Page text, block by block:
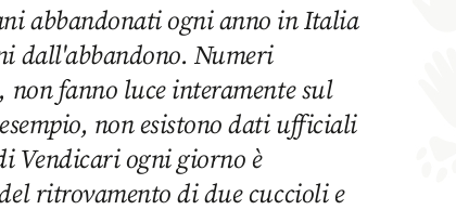
abbandonati ogni anno in Italia
dall'abbandono. Numeri
non fanno luce interamente sul
non esistono dati ufficiali
Vendicari ogni giorno è
ritrovamento di due cuccioli e